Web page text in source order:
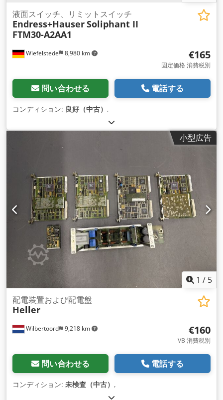
Wiefelstede 8,980 km
液面スイッチ、リミットスイッチ
Endress+HauserSoliphant II
FTM30-A2AA1
€165
固定価格 消費税別
問い合わせる 電話する
コンディション: 良好（中古） ,
小型広告
1 / 5
Wilbertoord 9,218 km
配電装置および配電盤
Heller
€160
VB 消費税別
問い合わせる 電話する
コンディション: 未検査（中古） ,